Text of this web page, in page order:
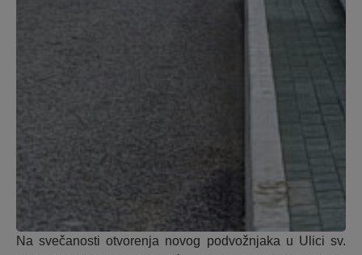
Na svečanosti otvorenja novog podvožnjaka u Ulici sv.